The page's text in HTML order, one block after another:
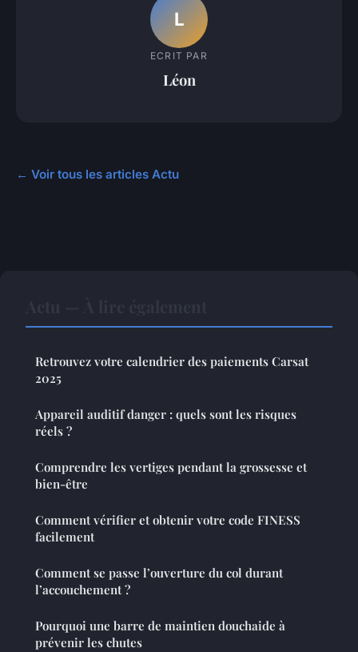
L
ECRIT PAR
Léon
← Voir tous les articles Actu
Retrouvez votre calendrier des paiements Carsat
2025
Appareil auditif danger : quels sont les risques
réels ?
Comprendre les vertiges pendant la grossesse et
bien-être
Comment vérifier et obtenir votre code FINESS
facilement
Comment se passe l’ouverture du col durant
l’accouchement ?
Pourquoi une barre de maintien douchaide à
prévenir les chutes